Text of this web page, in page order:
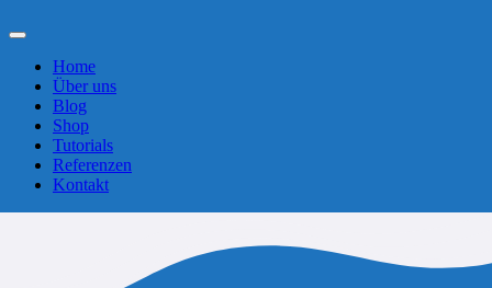
Toggle
NavigationHome
Über uns
Blog
Shop
Tutorials
Referenzen
Kontakt